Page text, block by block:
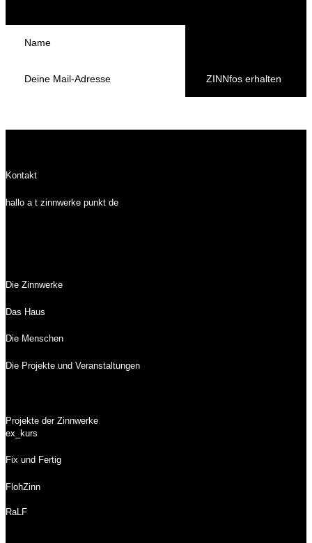
ZINNfos erhalten
Kontakt
hallo a t zinnwerke punkt de
Die Zinnwerke
Das Haus
Die Menschen
Die Projekte und Veranstaltungen
Projekte der Zinnwerke
ex_kurs
Fix und Fertig
FlohZinn
RaLF